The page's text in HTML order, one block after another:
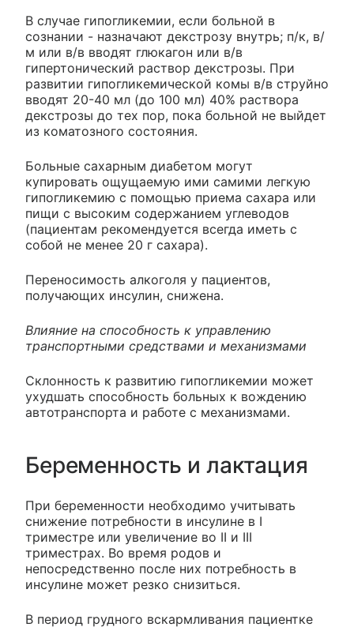
В случае гипогликемии, если больной в
сознании - назначают декстрозу внутрь; п/к, в/
м или в/в вводят глюкагон или в/в
гипертонический раствор декстрозы. При
развитии гипогликемической комы в/в струйно
вводят 20-40 мл (до 100 мл) 40% раствора
декстрозы до тех пор, пока больной не выйдет
из коматозного состояния.
Больные сахарным диабетом могут
купировать ощущаемую ими самими легкую
гипогликемию с помощью приема сахара или
пищи с высоким содержанием углеводов
(пациентам рекомендуется всегда иметь с
собой не менее 20 г сахара).
Переносимость алкоголя у пациентов,
получающих инсулин, снижена.
Влияние на способность к управлению
транспортными средствами и механизмами
Склонность к развитию гипогликемии может
ухудшать способность больных к вождению
автотранспорта и работе с механизмами.
Беременность и лактация
При беременности необходимо учитывать
снижение потребности в инсулине в I
триместре или увеличение во II и III
триместрах. Во время родов и
непосредственно после них потребность в
инсулине может резко снизиться.
В период грудного вскармливания пациентке